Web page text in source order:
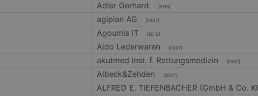
Adler Gerhard [2019]
agiplan AG [2007]
Agoumis IT [2019]
Aido Lederwaren [2007]
akutmed Inst. f. Rettungsmedizin [2007]
Albeck&Zehden [2007]
ALFRED E. TIEFENBACHER (GmbH & Co.